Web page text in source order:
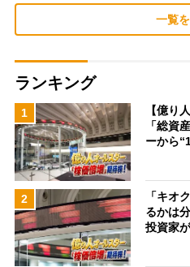
一覧
ランキング
1
【億り
「総資
ーから
2
「キオ
るかは
投資家